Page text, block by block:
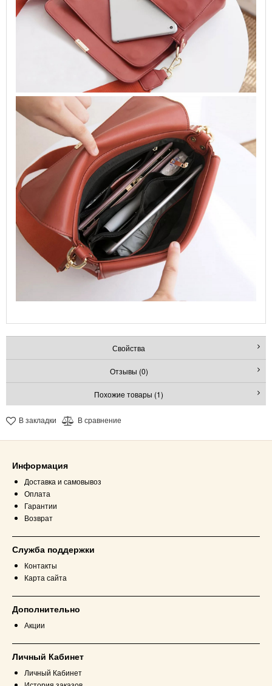
Свойства
Отзывы (0)
Похожие товары (1)
В закладки В сравнение
Информация
Доставка и самовывоз
Оплата
Гарантии
Возврат
Служба поддержки
Контакты
Карта сайта
Дополнительно
Акции
Личный Кабинет
Личный Кабинет